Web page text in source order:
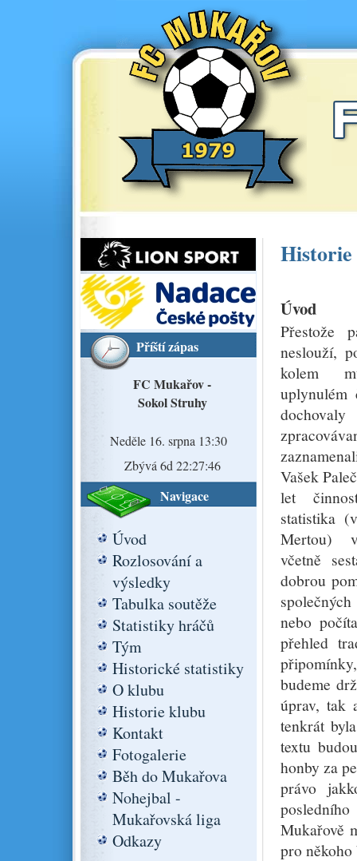
Příští zápas
FC Mukařov -
Sokol Struhy
Neděle 16. srpna 13:30
Zbývá 6d 22:27:45
Navigace
Úvod
Rozlosování a
výsledky
Tabulka soutěže
Statistiky hráčů
Tým
Historické statistiky
O klubu
Historie klubu
Kontakt
Fotogalerie
Běh do Mukařova
Nohejbal -
Mukařovská liga
Odkazy
Úvod
Přestože
neslouží,
kolem
uplynulém
Vašek
let
statistika
Mertou)
včetně
dobrou
nebo
přehled
budeme
úprav, tak
tenkrát
textu
honby za
právo
Mukařově
pro